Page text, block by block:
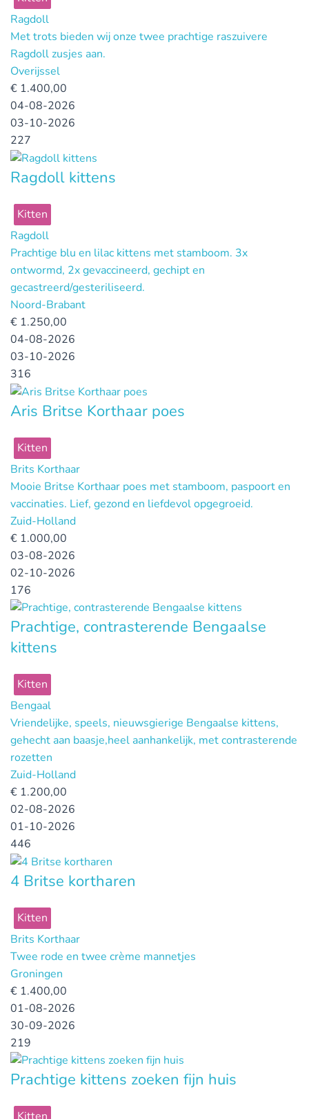
Ragdoll
Met trots bieden wij onze twee prachtige raszuivere
Ragdoll zusjes aan.
Overijssel
€ 1.400,00
04-08-2026
03-10-2026
227
Ragdoll kittens
Kitten
Ragdoll
Prachtige blu en lilac kittens met stamboom. 3x
ontwormd, 2x gevaccineerd, gechipt en
gecastreerd/gesteriliseerd.
Noord-Brabant
€ 1.250,00
04-08-2026
03-10-2026
316
Aris Britse Korthaar poes
Kitten
Brits Korthaar
Mooie Britse Korthaar poes met stamboom, paspoort en
vaccinaties. Lief, gezond en liefdevol opgegroeid.
Zuid-Holland
€ 1.000,00
03-08-2026
02-10-2026
176
Prachtige, contrasterende Bengaalse
kittens
Kitten
Bengaal
Vriendelijke, speels, nieuwsgierige Bengaalse kittens,
gehecht aan baasje,heel aanhankelijk, met contrasterende
rozetten
Zuid-Holland
€ 1.200,00
02-08-2026
01-10-2026
446
4 Britse kortharen
Kitten
Brits Korthaar
Twee rode en twee crème mannetjes
Groningen
€ 1.400,00
01-08-2026
30-09-2026
219
Prachtige kittens zoeken fijn huis